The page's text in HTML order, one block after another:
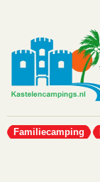
Familiecamping